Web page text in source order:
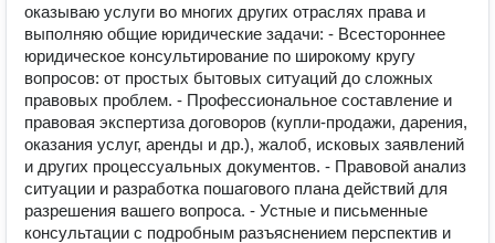
оказываю услуги во многих других отраслях права и
выполняю общие юридические задачи: - Всестороннее
юридическое консультирование по широкому кругу
вопросов: от простых бытовых ситуаций до сложных
правовых проблем. - Профессиональное составление и
правовая экспертиза договоров (купли-продажи, дарения,
оказания услуг, аренды и др.), жалоб, исковых заявлений
и других процессуальных документов. - Правовой анализ
ситуации и разработка пошагового плана действий для
разрешения вашего вопроса. - Устные и письменные
консультации с подробным разъяснением перспектив и